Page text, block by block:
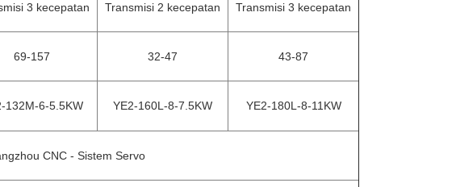
3 kecepatan Transmisi 2 kecepatan Transmisi 3 kecepatan
69-157 32-47 43-87
132M-6-5.5KW YE2-160L-8-7.5KW YE2-180L-8-11KW
CNC - Sistem Servo